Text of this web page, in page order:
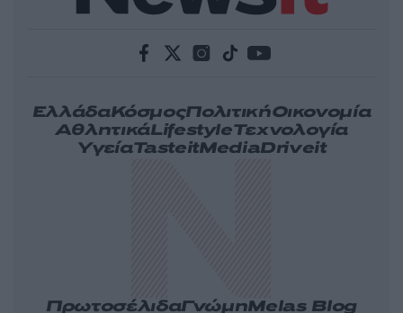
ΕλλάδαΚόσμοςΠολιτικήΟικονομία
ΑθλητικάLifestyleΤεχνολογία
ΥγείαTasteitMediaDriveit
ΠρωτοσέλιδαΓνώμηMelas Blog